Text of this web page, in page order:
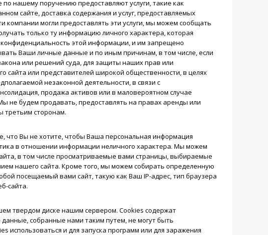
нашему поручению предоставляют услуги, такие как
сайте, доставка содержания и услуг, предоставляемых
компании могли предоставлять эти услуги, мы можем сообщать
только ту информацию личного характера, которая
этой информации, и им запрещено
Ваши личные данные и по иным причинам, в том числе, если
или решений суда, для защиты наших прав или
сайта или представителей широкой общественности, в целях
незаконной деятельности, в связи с
продажа активов или в маловероятном случае
не будем продавать, предоставлять на правах аренды или
третьим сторонам.
что Вы не хотите, чтобы Ваша персональная информация
в отношении информации неличного характера. Мы можем
в том числе просматриваемые вами страницы, выбираемые
нашего сайта. Кроме того, мы можем собирать определенную
посещаемый вами сайт, такую как Ваш IP-адрес, тип браузера
сайта.
твердом диске нашим сервером. Cookies содержат
собранные нами таким путем, не могут быть
использоваться и для запуска программ или для заражения